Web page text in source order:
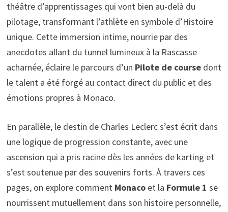
théâtre d’apprentissages qui vont bien au-delà du
pilotage, transformant l’athlète en symbole d’Histoire
unique. Cette immersion intime, nourrie par des
anecdotes allant du tunnel lumineux à la Rascasse
acharnée, éclaire le parcours d’un Pilote de coursedont
le talent a été forgé au contact direct du public et des
émotions propres à Monaco.
En parallèle, le destin de Charles Leclerc s’est écrit dans
une logique de progression constante, avec une
ascension qui a pris racine dès les années de karting et
s’est soutenue par des souvenirs forts. À travers ces
pages, on explore comment Monacoet la Formule 1 se
nourrissent mutuellement dans son histoire personnelle,